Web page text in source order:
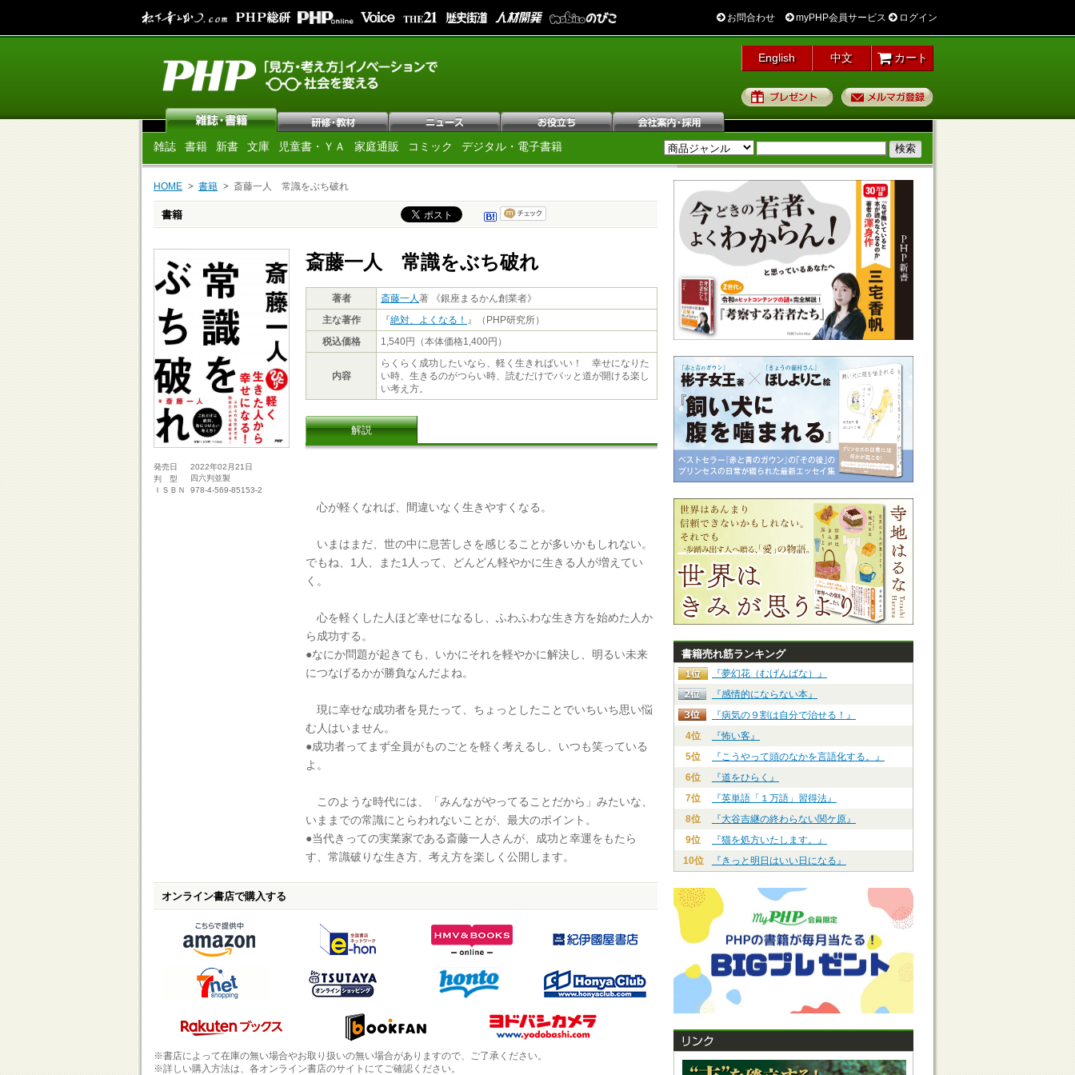
お問合わせ myPHP会員サービス ログイン
English 中文 カート
プレゼント
雑誌 書籍 新書 文庫 児童書・ＹＡ 家庭通販 コミック デジタル・電子書籍
HOME 書籍 斎藤一人 常識をぶち破れ
書籍
発売日
2022年02月21日
判 型
四六判並製
ＩＳＢＮ
978-4-569-85153-2
斎藤一人 常識をぶち破れ
著者 斎藤一人著 《銀座まるかん創業者》
主な著作
『絶対、よくなる！ 』（PHP研究所）
税込価格
1,540円（本体価格1,400円）
内容
らくらく成功したいなら、軽く生きればいい！ 幸せになりた
い時、生きるのがつらい時、読むだけでパッと道が開ける楽し
い考え方。
解説
心が軽くなれば、間違いなく生きやすくなる。
いまはまだ、世の中に息苦しさを感じることが多いかもしれない。
でもね、1人、また1人って、どんどん軽やかに生きる人が増えてい
く。
心を軽くした人ほど幸せになるし、ふわふわな生き方を始めた人か
ら成功する。
●なにか問題が起きても、いかにそれを軽やかに解決し、明るい未来
につなげるかが勝負なんだよね。
現に幸せな成功者を見たって、ちょっとしたことでいちいち思い悩
む人はいません。
●成功者ってまず全員がものごとを軽く考えるし、いつも笑っている
よ。
このような時代には、「みんながやってることだから」みたいな、
いままでの常識にとらわれないことが、最大のポイント。
●当代きっての実業家である斎藤一人さんが、成功と幸運をもたら
す、常識破りな生き方、考え方を楽しく公開します。
オンライン書店で購入する
※書店によって在庫の無い場合やお取り扱いの無い場合がありますので、ご了承ください。
※詳しい購入方法は、各オンライン書店のサイトにてご確認ください。
書籍売れ筋ランキング
『夢幻花（むげんばな）』
『感情的にならない本』
『病気の９割は自分で治せる！』
4位
『怖い客』
5位
『こうやって頭のなかを言語化する。』
6位
『道をひらく』
7位
『英単語「１万語」習得法』
8位
『大谷吉継の終わらない関ケ原』
9位
『猫を処方いたします。』
10位
『きっと明日はいい日になる』